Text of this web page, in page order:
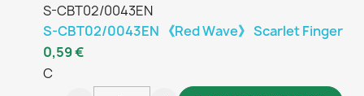
S-CBT02/0043EN
S-CBT02/0043EN 《Red Wave》 Scarlet Finger
C
0,59 €